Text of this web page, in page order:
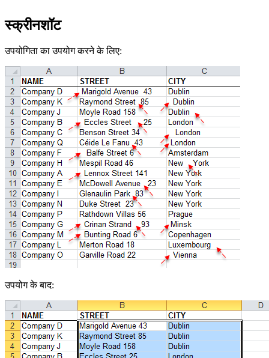
स्क्रीनशॉट
उपयोगिता का उपयोग करने के लिए:
उपयोग के बाद: